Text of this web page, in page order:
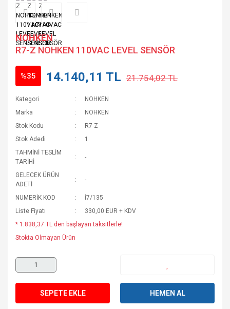
NOHKEN
R7-Z NOHKEN 110VAC LEVEL SENSÖR
%35 14.140,11 TL 21.754,02 TL
Kategori
NOHKEN
Marka
NOHKEN
Stok Kodu
R7-Z
Stok Adedi
1
TAHMİNİ TESLİM
TARİHİ
-
GELECEK ÜRÜN
ADETİ
-
NUMERİK KOD
İ7/135
Liste Fiyatı
330,00 EUR + KDV
* 1.838,37 TL den başlayan taksitlerle!
Stokta Olmayan Ürün
SEPETE EKLE HEMEN AL